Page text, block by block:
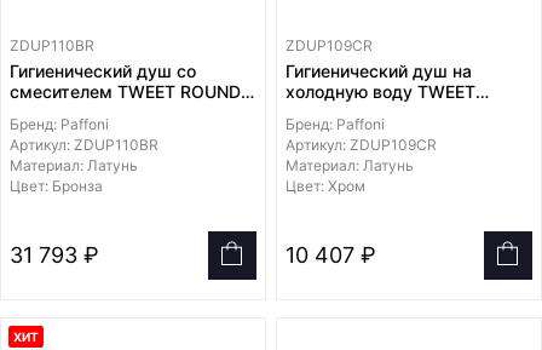
ZDUP110BR
Гигиенический душ со
смесителем TWEET ROUND
лейка и держатель из
металла, шланг металл
1200мм, встраиваемая
часть в комплекте
Бренд: Paffoni
Артикул: ZDUP110BR
Материал: Латунь
Цвет: Бронза
31 793 ₽
ZDUP109CR
Гигиенический душ на
холодную воду TWEET
лейка и держатель из
металла, шланг металл
1200мм, встраиваемая
часть в комплекте
Бренд: Paffoni
Артикул: ZDUP109CR
Материал: Латунь
Цвет: Хром
10 407 ₽
ХИТ